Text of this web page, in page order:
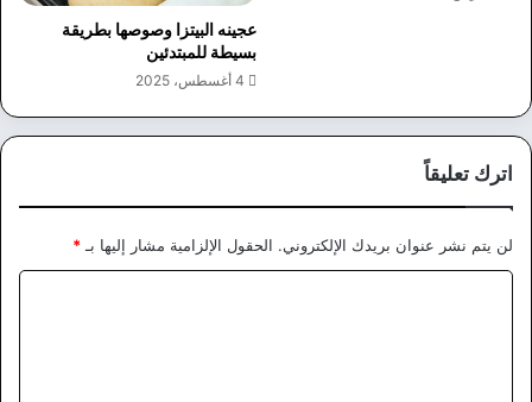
عجينه البيتزا وصوصها بطريقة
بسيطة للمبتدئين
4 أغسطس، 2025
اترك تعليقاً
لن يتم نشر عنوان بريدك الإلكتروني. الحقول الإلزامية مشار إليها بـ *